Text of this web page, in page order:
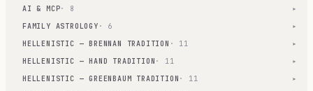
AI & MCP· 8 ▾
FAMILY ASTROLOGY · 6 ▾
HELLENISTIC — BRENNAN TRADITION · 11 ▾
HELLENISTIC — HAND TRADITION · 11 ▾
HELLENISTIC — GREENBAUM TRADITION · 11 ▾